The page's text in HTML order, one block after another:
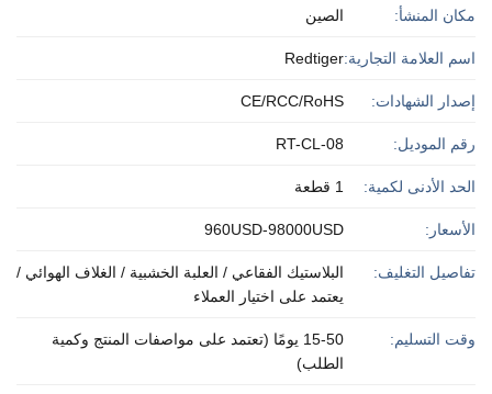
مكان المنشأ: الصين
اسم العلامة التجارية:Redtiger
إصدار الشهادات: CE/RCC/RoHS
رقم الموديل: RT-CL-08
الحد الأدنى لكمية: 1 قطعة
الأسعار: 960USD-98000USD
تفاصيل التغليف:
البلاستيك الفقاعي / العلبة الخشبية / الغلاف الهوائي /
يعتمد على اختيار العملاء
وقت التسليم:
15-50 يومًا (تعتمد على مواصفات المنتج وكمية
الطلب)